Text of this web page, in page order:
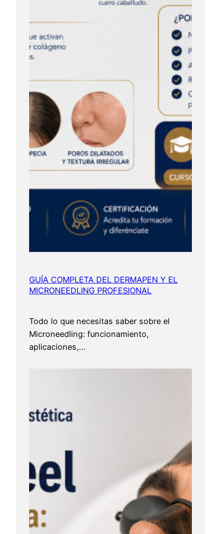
GUÍA COMPLETA DEL DERMAPEN Y EL
MICRONEEDLING PROFESIONAL
Todo lo que necesitas saber sobre el
Microneedling: funcionamiento,
aplicaciones,…